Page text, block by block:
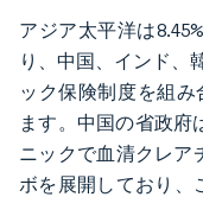
アジア太平洋は
り、中国、インド、
ック保険制度を組
ます。中国の省政府
ニックで血清クレア
ボを展開しており、